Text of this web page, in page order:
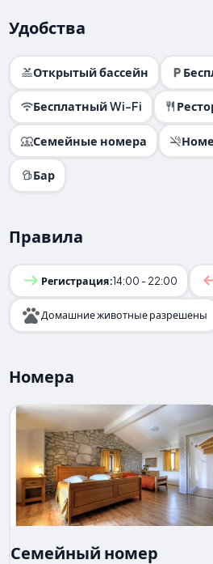
Удобства
Открытый бассейн
Бесплатный Wi-Fi
Семейные номера
Бар
Правила
Регистрация:14:00 - 22:00
Домашние животные разрешены
Номера
Семейный номер